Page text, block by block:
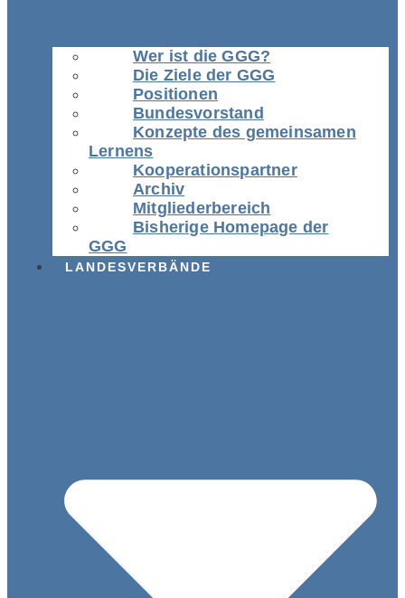
Wer ist die GGG?
Die Ziele der GGG
Positionen
Bundesvorstand
Konzepte des gemeinsamen
Lernens
Kooperationspartner
Archiv
Mitgliederbereich
Bisherige Homepage der
GGG
LANDESVERBÄNDE